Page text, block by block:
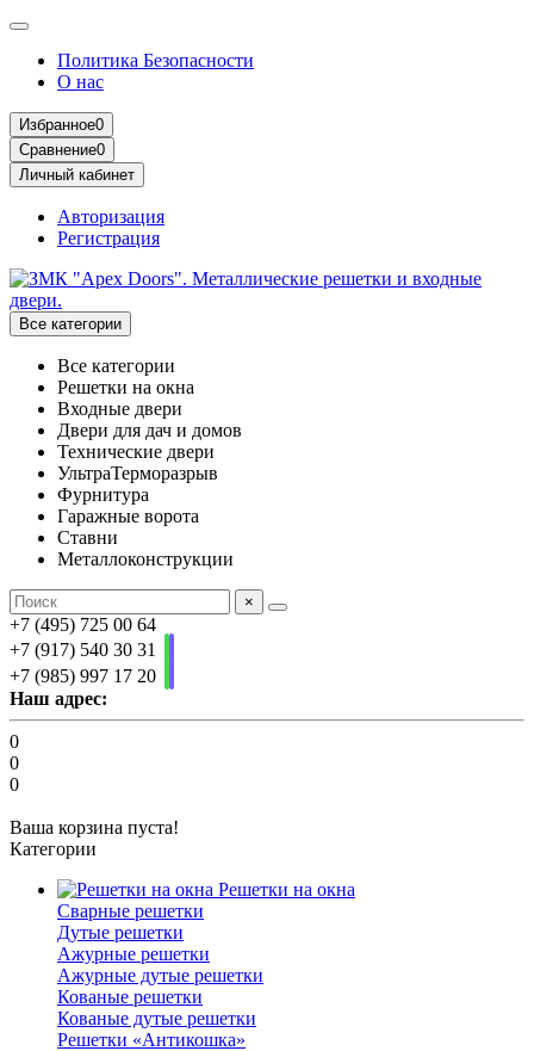
Политика Безопасности
О нас
Избранное0
Сравнение0
Личный кабинет
Авторизация
Регистрация
Все категории
Все категории
Решетки на окна
Входные двери
Двери для дач и домов
Технические двери
УльтраТерморазрыв
Фурнитура
Гаражные ворота
Ставни
Металлоконструкции
×
+7 (495) 725 00 64
+7 (917) 540 30 31
+7 (985) 997 17 20
Наш адрес:
0
0
0
Ваша корзина пуста!
Категории
Решетки на окна
Сварные решетки
Дутые решетки
Ажурные решетки
Ажурные дутые решетки
Кованые решетки
Кованые дутые решетки
Решетки «Антикошка»